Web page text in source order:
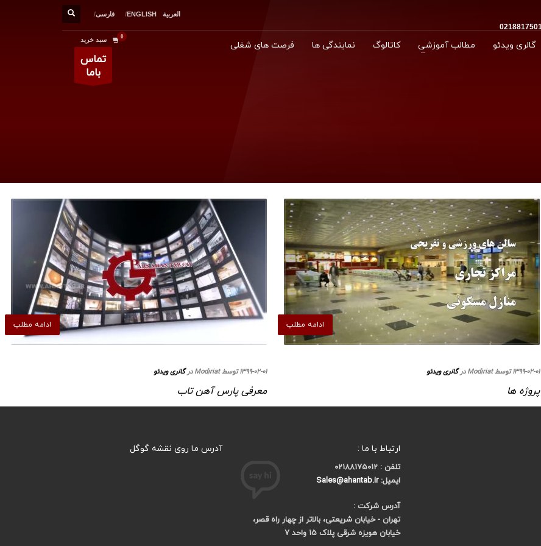
فارسی ENGLISH العربية
گالری ویدئو مطالب آموزشی کاتالوگ نمایندگی ها
فرصت های شغلی
سبد خرید
تماس
باما
ادامه مطلب
۱۳۹۹-۰۲-۰۱ توسط Modiriat در گالری ویدئو
پروژه ها
ادامه مطلب
۱۳۹۹-۰۲-۰۱ توسط Modiriat در گالری ویدئو
معرفی پارس آهن تاب
ارتباط با ما :
تلفن : 02188175012
ایمیل:Sales@ahantab.ir
آدرس شرکت :
تهران - خیابان شریعتی، بالاتر از چهار راه قصر،
خیابان هویزه شرقی پلاک 15 واحد 7
آدرس ما روی نقشه گوگل